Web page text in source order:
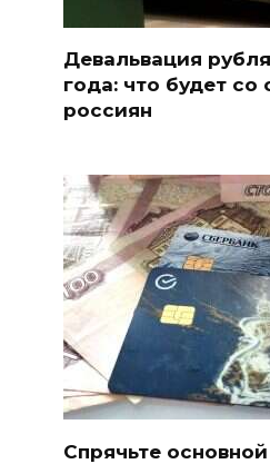
Девальвация
года: что будет
россиян
Спрячьте